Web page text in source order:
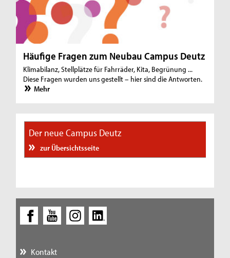
Häufige Fragen zum Neubau Campus Deutz
Klimabilanz, Stellplätze für Fahrräder, Kita, Begrünung ...
Diese Fragen wurden uns gestellt – hier sind die Antworten.
Mehr
Der neue Campus Deutz
zur Übersichtsseite
Kontakt